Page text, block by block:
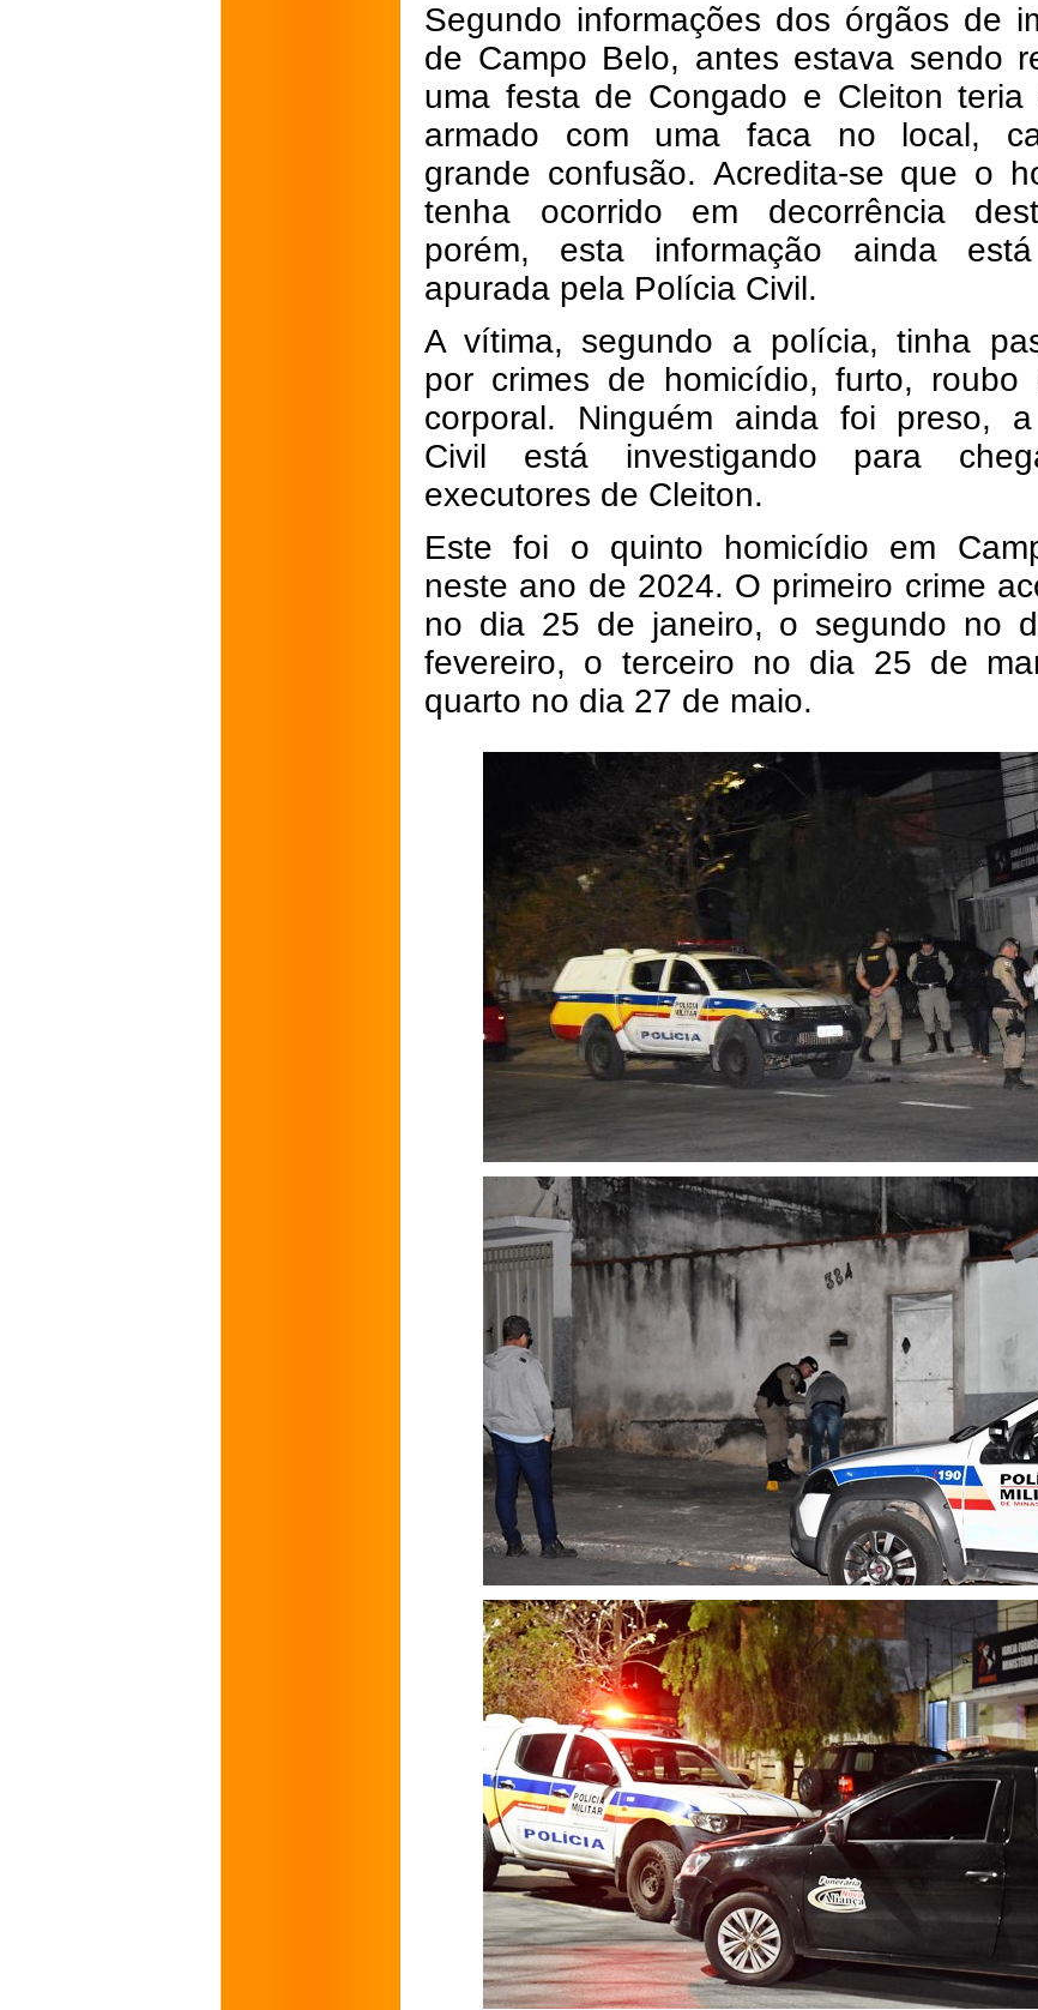
Segundo informações dos órgãos de
de Campo Belo, antes estava sendo
uma festa de Congado e Cleiton teria
armado com uma faca no local,
grande confusão. Acredita-se que o
tenha ocorrido em decorrência
porém, esta informação ainda
apurada pela Polícia Civil.
A vítima, segundo a polícia, tinha
por crimes de homicídio, furto, roubo
corporal. Ninguém ainda foi preso,
Civil está investigando para
executores de Cleiton.
Este foi o quinto homicídio em
neste ano de 2024. O primeiro crime
no dia 25 de janeiro, o segundo no
fevereiro, o terceiro no dia 25 de
quarto no dia 27 de maio.